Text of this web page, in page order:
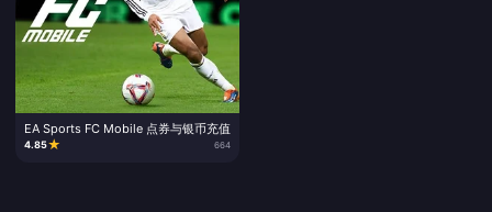
EA Sports FC Mobile 点券与银币充值
4.85★ 664